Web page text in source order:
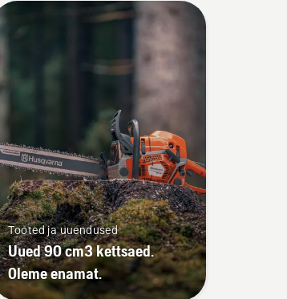
Tooted ja uuendused
Uued 90 cm3 kettsaed.
Oleme enamat.